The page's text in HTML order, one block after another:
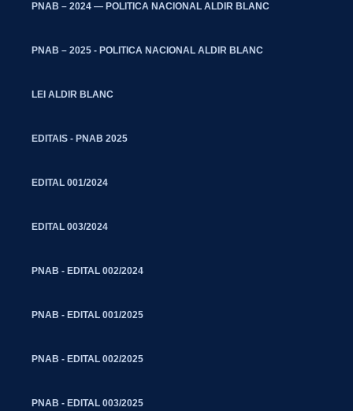
PNAB – 2024 — POLITICA NACIONAL ALDIR BLANC
PNAB – 2025 - POLITICA NACIONAL ALDIR BLANC
LEI ALDIR BLANC
EDITAIS - PNAB 2025
EDITAL 001/2024
EDITAL 003/2024
PNAB - EDITAL 002/2024
PNAB - EDITAL 001/2025
PNAB - EDITAL 002/2025
PNAB - EDITAL 003/2025